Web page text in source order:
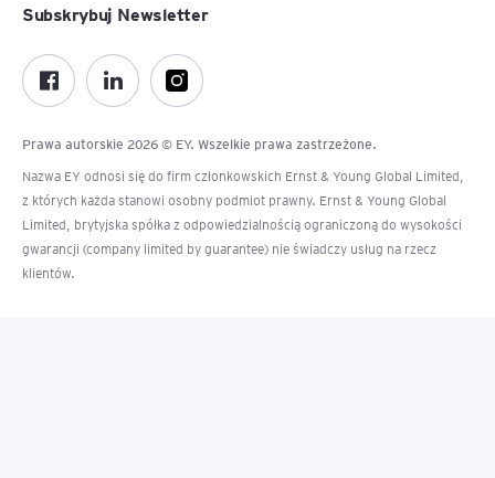
Prawa autorskie 2026 © EY. Wszelkie prawa zastrzeżone.
Nazwa EY odnosi się do firm członkowskich Ernst & Young Global Limited,
z których każda stanowi osobny podmiot prawny. Ernst & Young Global
Limited, brytyjska spółka z odpowiedzialnością ograniczoną do wysokości
gwarancji (company limited by guarantee) nie świadczy usług na rzecz
klientów.
Subskrybuj Newsletter